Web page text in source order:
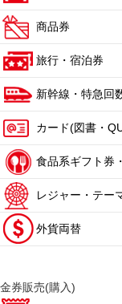
商品券
旅行・宿泊券
新幹線・特急回
カード(図書・
食品系ギフト券
レジャー・テー
外貨両替
金券販売(購入)